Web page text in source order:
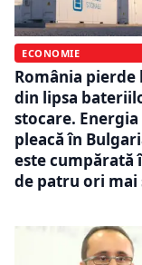
ECONOMIE
România pierde
din lipsa
stocare.
pleacă în
este cumpărată
de patru ori mai